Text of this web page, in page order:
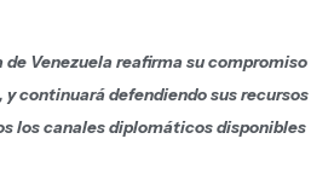
de Venezuela reafirma su compromiso
y continuará defendiendo sus recursos
los canales diplomáticos disponibles